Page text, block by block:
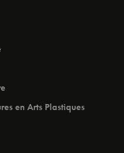
en Arts Plastiques